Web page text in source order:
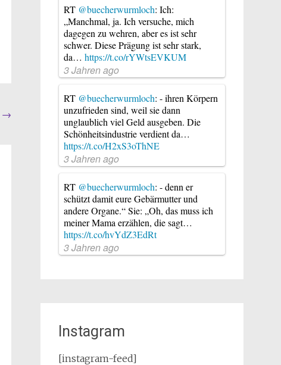
→
RT @buecherwurmloch: Ich:
„Manchmal, ja. Ich versuche, mich
dagegen zu wehren, aber es ist sehr
schwer. Diese Prägung ist sehr stark,
da… https://t.co/rYWtsEVKUM
3 Jahren ago
RT @buecherwurmloch: - ihren Körpern
unzufrieden sind, weil sie dann
unglaublich viel Geld ausgeben. Die
Schönheitsindustrie verdient da…
https://t.co/H2xS3oThNE
3 Jahren ago
RT @buecherwurmloch: - denn er
schützt damit eure Gebärmutter und
andere Organe.“ Sie: „Oh, das muss ich
meiner Mama erzählen, die sagt…
https://t.co/hvYdZ3EdRt
3 Jahren ago
Instagram
[instagram-feed]